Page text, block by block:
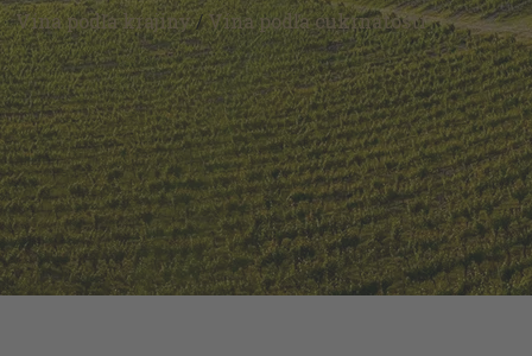
Vína podľa krajiny/Vína podľa cukrnatosti